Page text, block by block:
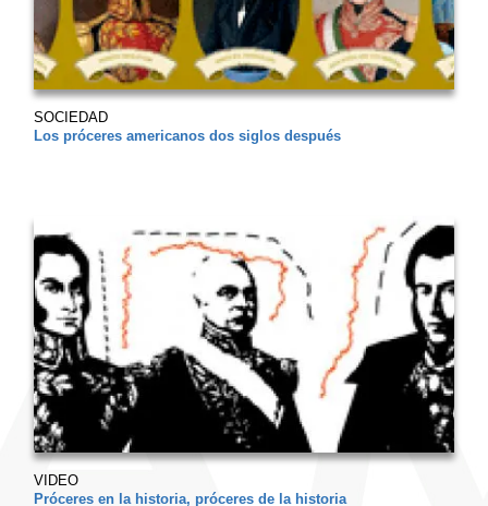
SOCIEDAD
Los próceres americanos dos siglos después
VIDEO
Próceres en la historia, próceres de la historia